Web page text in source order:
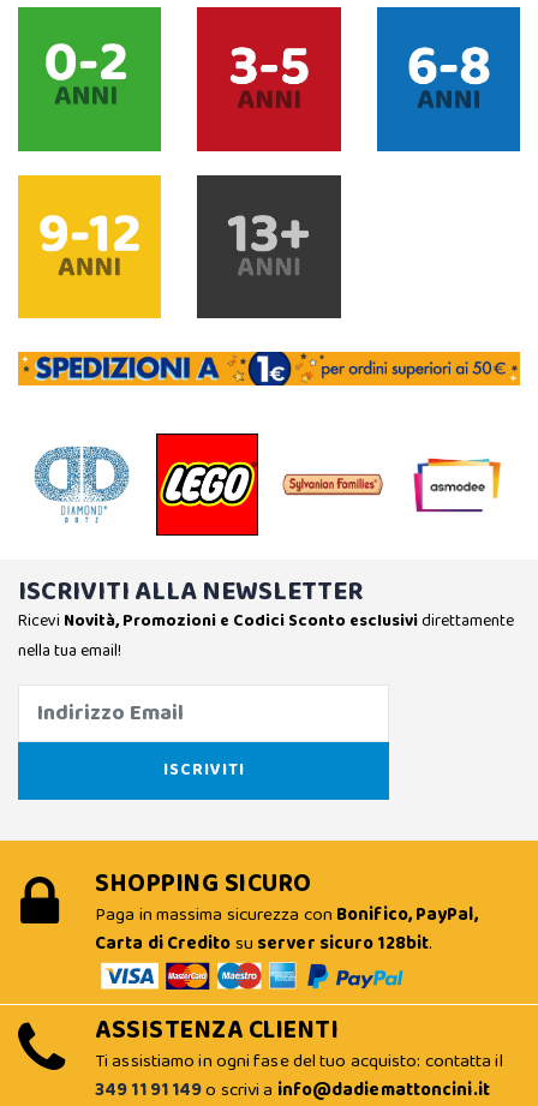
ISCRIVITI ALLA NEWSLETTER
Ricevi Novità, Promozioni e Codici Sconto esclusividirettamente
nella tua email!
SHOPPING SICURO
Paga in massima sicurezza con Bonifico, PayPal,
Carta di Creditosu server sicuro 128bit.
ASSISTENZA CLIENTI
Ti assistiamo in ogni fase del tuo acquisto: contatta il
349 11 91 149o scrivi a info@dadiemattoncini.it